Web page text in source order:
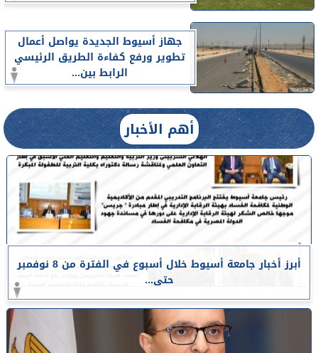
جهاز أسيوط الجديدة يواصل أعمال
تطوير ورفع كفاءة الطريق الرئيسي
الرابط بين...
أهم الأخبار
أبرز أخبار جامعة أسيوط خلال أسبوع في الفترة من 8 نوفمبر
حتى...